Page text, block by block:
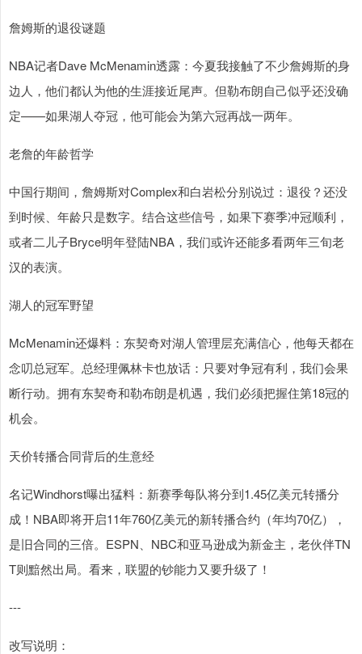
詹姆斯的退役谜题
NBA记者Dave McMenamin透露：今夏我接触了不少詹姆斯的身
边人，他们都认为他的生涯接近尾声。但勒布朗自己似乎还没确
定——如果湖人夺冠，他可能会为第六冠再战一两年。
老詹的年龄哲学
中国行期间，詹姆斯对Complex和白岩松分别说过：退役？还没
到时候、年龄只是数字。结合这些信号，如果下赛季冲冠顺利，
或者二儿子Bryce明年登陆NBA，我们或许还能多看两年三旬老
汉的表演。
湖人的冠军野望
McMenamin还爆料：东契奇对湖人管理层充满信心，他每天都在
念叨总冠军。总经理佩林卡也放话：只要对争冠有利，我们会果
断行动。拥有东契奇和勒布朗是机遇，我们必须把握住第18冠的
机会。
天价转播合同背后的生意经
名记Windhorst曝出猛料：新赛季每队将分到1.45亿美元转播分
成！NBA即将开启11年760亿美元的新转播合约（年均70亿），
是旧合同的三倍。ESPN、NBC和亚马逊成为新金主，老伙伴TN
T则黯然出局。看来，联盟的钞能力又要升级了！
---
改写说明：